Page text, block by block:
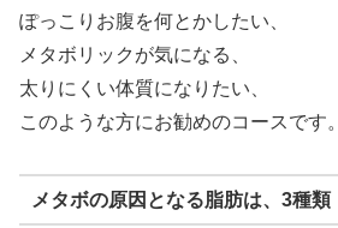
ぽっこりお腹を何とかしたい、
メタボリックが気になる、
太りにくい体質になりたい、
このような方にお勧めのコースです。
メタボの原因となる脂肪は、3種類